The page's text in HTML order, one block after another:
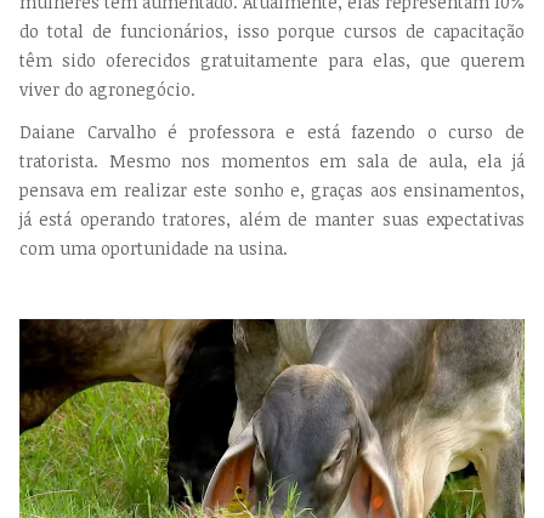
do total de funcionários, isso porque cursos de capacitação
têm sido oferecidos gratuitamente para elas, que querem
viver do agronegócio.
Daiane Carvalho é professora e está fazendo o curso de
tratorista. Mesmo nos momentos em sala de aula, ela já
pensava em realizar este sonho e, graças aos ensinamentos,
já está operando tratores, além de manter suas expectativas
com uma oportunidade na usina.